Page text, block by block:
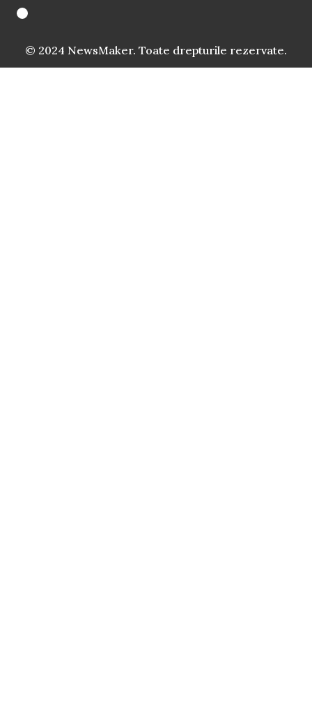
© 2024 NewsMaker. Toate drepturile rezervate.